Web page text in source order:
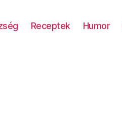
Receptek Humor